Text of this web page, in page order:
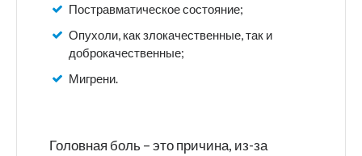
Постравматическое состояние;
Опухоли, как злокачественные, так и
доброкачественные;
Мигрени.
Головная боль – это причина, из-за